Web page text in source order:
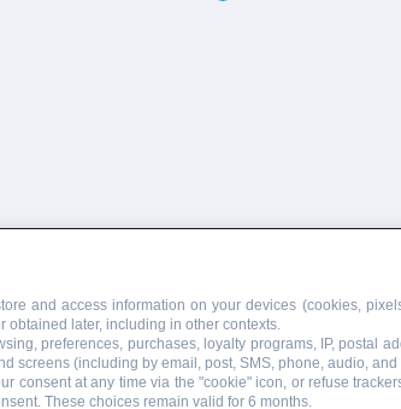
STAMPAPUBBLICITÀSCRIVI AL
and access information on your devices (cookies,
obtained later, including in other contexts.
preferences, purchases, loyalty programs, IP, postal
screens (including by email, post, SMS, phone, audio,
consent at any time via the "cookie" icon, or refuse
These choices remain valid for 6 months.